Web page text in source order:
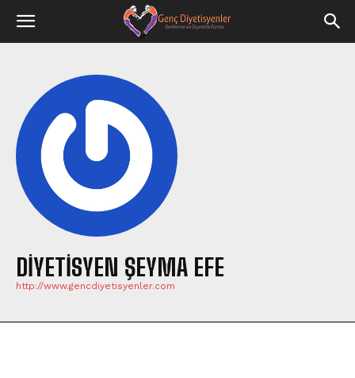
DIYETISYEN ŞEYMA EFE
http://www.gencdiyetisyenler.com